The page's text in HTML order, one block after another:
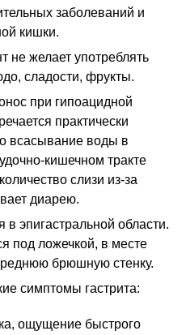
заболеваний и
кишки.
не желает употреблять
сладости, фрукты.
при гипоацидной
практически
всасывание воды в
кишечном тракте
слизи из-за
диарею.
эпигастральной области.
под ложечкой, в месте
брюшную стенку.
симптомы гастрита:
ощущение быстрого